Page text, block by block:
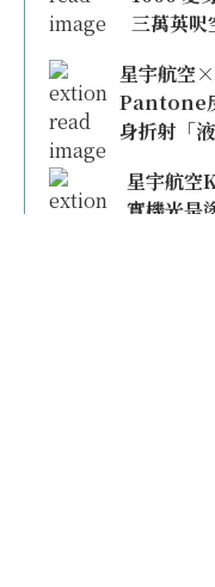
三萬英呎
星宇航空×
Pantone
身折射「
星宇航空
實機光是